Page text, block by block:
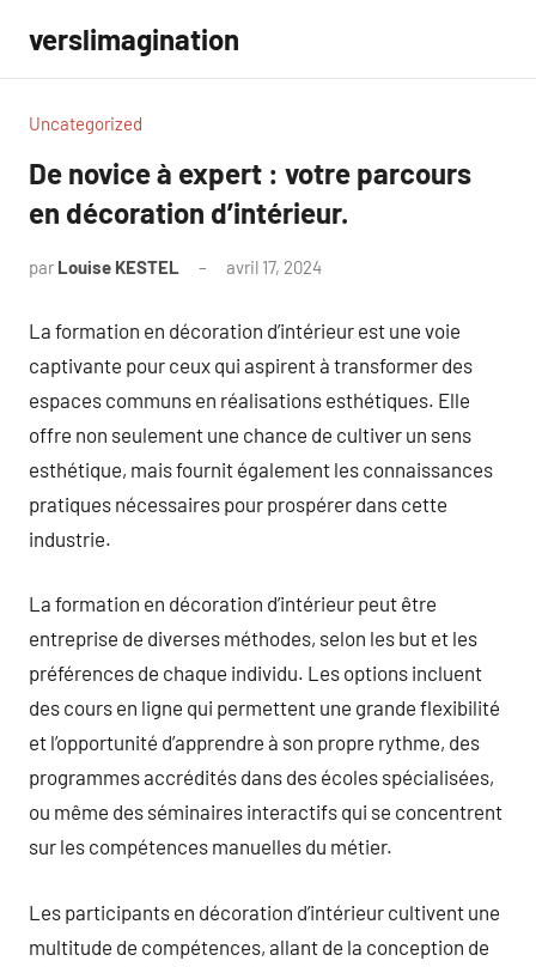
contenu
verslimagination
Uncategorized
De novice à expert : votre parcours
en décoration d’intérieur.
par Louise KESTEL avril 17, 2024
La formation en décoration d’intérieur est une voie
captivante pour ceux qui aspirent à transformer des
espaces communs en réalisations esthétiques. Elle
offre non seulement une chance de cultiver un sens
esthétique, mais fournit également les connaissances
pratiques nécessaires pour prospérer dans cette
industrie.
La formation en décoration d’intérieur peut être
entreprise de diverses méthodes, selon les but et les
préférences de chaque individu. Les options incluent
des cours en ligne qui permettent une grande flexibilité
et l’opportunité d’apprendre à son propre rythme, des
programmes accrédités dans des écoles spécialisées,
ou même des séminaires interactifs qui se concentrent
sur les compétences manuelles du métier.
Les participants en décoration d’intérieur cultivent une
multitude de compétences, allant de la conception de